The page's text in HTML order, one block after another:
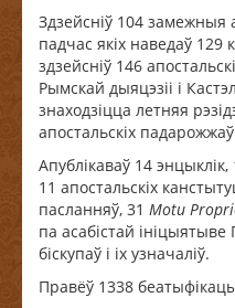
Здзейсніў 104 замежныя
падчас якіх наведаў 129
здзейсніў 146
Рымскай дыяцэзіі і
знаходзіцца летняя
апостальскіх
Апублікаваў 14
11 апостальскіх
пасланняў, 31 Motu
па асабістай
біскупаў і іх узначаліў.
Правёў 1338